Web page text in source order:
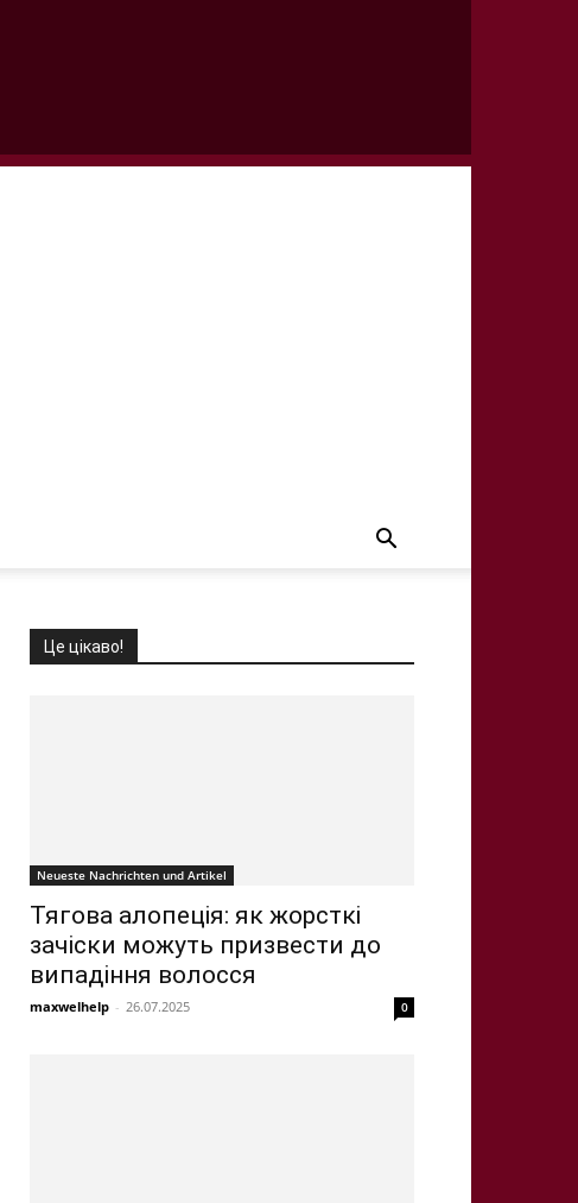
Це цікаво!
Neueste Nachrichten und Artikel
Тягова алопеція: як жорсткі
зачіски можуть призвести до
випадіння волосся
maxwelhelp - 26.07.2025 0